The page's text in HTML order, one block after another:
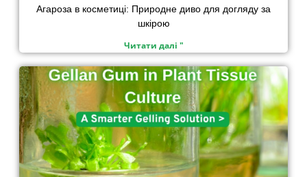
Агароза в косметиці: Природне диво для догляду за
шкірою
Читати далі "